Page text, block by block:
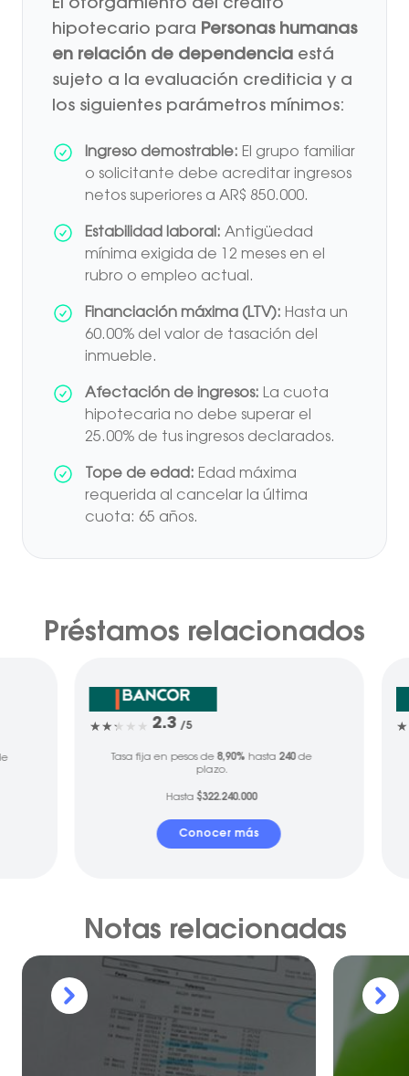
El otorgamiento del crédito
hipotecario para Personas humanas
en relación de dependencia está
sujeto a la evaluación crediticia y a
los siguientes parámetros mínimos:
Ingreso demostrable: El grupo familiar
o solicitante debe acreditar ingresos
netos superiores a AR$ 850.000.
Estabilidad laboral: Antigüedad
mínima exigida de 12 meses en el
rubro o empleo actual.
Financiación máxima (LTV): Hasta un
60.00% del valor de tasación del
inmueble.
Afectación de ingresos: La cuota
hipotecaria no debe superar el
25.00% de tus ingresos declarados.
Tope de edad: Edad máxima
requerida al cancelar la última
cuota: 65 años.
Préstamos relacionados
2.3 /5
Tasa fija en pesos de 8,90% hasta 240de
plazo.
Hasta$322.240.000
Conocer más
Notas relacionadas